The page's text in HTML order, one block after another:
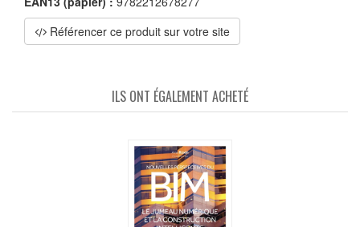
Référencer ce produit sur votre site
ILS ONT ÉGALEMENT ACHETÉ